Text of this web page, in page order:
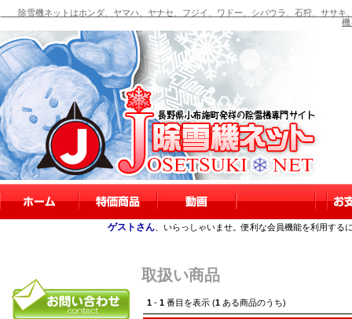
除雪機ネットはホンダ、ヤマハ、ヤナセ、フジイ、ワドー、シバウラ、石狩、ササキ
機
ゲストさん 、いらっしゃいませ。便利な会員機能を利用する
取扱い商品
1 - 1 番目を表示 (1 ある商品のうち)